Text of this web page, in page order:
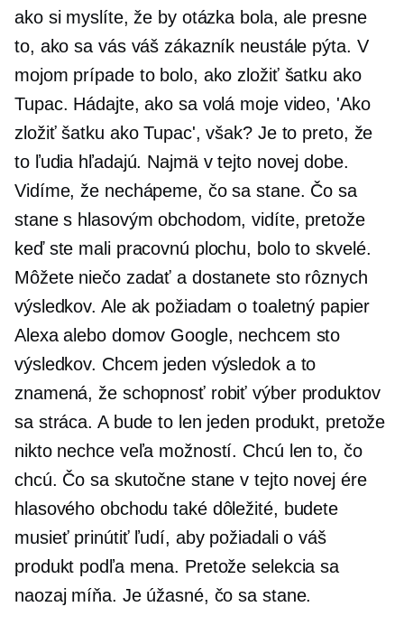
ako si myslíte, že by otázka bola, ale presne
to, ako sa vás váš zákazník neustále pýta. V
mojom prípade to bolo, ako zložiť šatku ako
Tupac. Hádajte, ako sa volá moje video, 'Ako
zložiť šatku ako Tupac', však? Je to preto, že
to ľudia hľadajú. Najmä v tejto novej dobe.
Vidíme, že nechápeme, čo sa stane. Čo sa
stane s hlasovým obchodom, vidíte, pretože
keď ste mali pracovnú plochu, bolo to skvelé.
Môžete niečo zadať a dostanete sto rôznych
výsledkov. Ale ak požiadam o toaletný papier
Alexa alebo domov Google, nechcem sto
výsledkov. Chcem jeden výsledok a to
znamená, že schopnosť robiť výber produktov
sa stráca. A bude to len jeden produkt, pretože
nikto nechce veľa možností. Chcú len to, čo
chcú. Čo sa skutočne stane v tejto novej ére
hlasového obchodu také dôležité, budete
musieť prinútiť ľudí, aby požiadali o váš
produkt podľa mena. Pretože selekcia sa
naozaj míňa. Je úžasné, čo sa stane.